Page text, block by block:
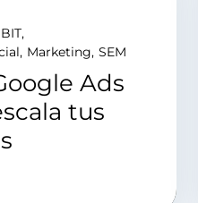
BIT
Marketing SEM
Ads
tus